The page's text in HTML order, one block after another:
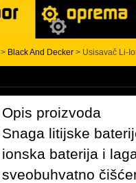
> Black And Decker > Usisavač Li-
Opis proizvoda
Snaga litijske
ionska baterija i
sveobuhvatno